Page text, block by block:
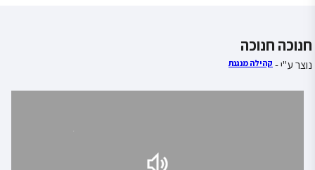
חנוכה חנוכה
נוצר ע"י - קהילה מנגנת